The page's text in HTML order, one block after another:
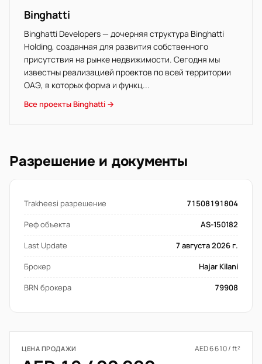
Binghatti
Binghatti Developers — дочерняя структура Binghatti
Holding, созданная для развития собственного
присутствия на рынке недвижимости. Сегодня мы
известны реализацией проектов по всей территории
ОАЭ, в которых форма и функц...
Все проекты Binghatti →
Разрешение и документы
Trakheesi разрешение
71508191804
Реф объекта
AS-150182
Last Update
7 августа 2026 г.
Брокер
Hajar Kilani
BRN брокера
79908
ЦЕНА ПРОДАЖИ AED 6 610 / ft²